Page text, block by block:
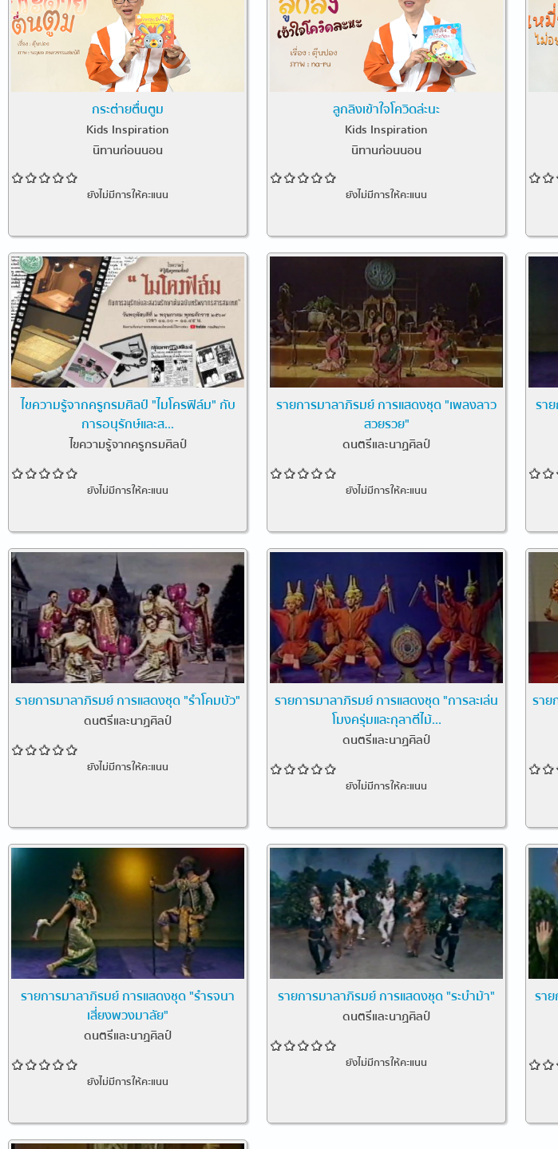
กระต่ายตื่นตูม
Kids Inspiration
นิทานก่อนนอน
ยังไม่มีการให้คะแนน
ลูกลิงเข้าใจโควิดล่ะนะ
Kids Inspiration
นิทานก่อนนอน
ยังไม่มีการให้คะแนน
ไขความรู้จากครูกรมศิลป์ "ไมโครฟิล์ม" กับ
การอนุรักษ์และส...
ไขความรู้จากครูกรมศิลป์
ยังไม่มีการให้คะแนน
รายการมาลาภิรมย์ การแสดงชุด "เพลงลาว
สวยรวย"
ดนตรีและนาฏศิลป์
ยังไม่มีการให้คะแนน
รา
รายการมาลาภิรมย์ การแสดงชุด "รำโคมบัว"
ดนตรีและนาฏศิลป์
ยังไม่มีการให้คะแนน
รายการมาลาภิรมย์ การแสดงชุด "การละเล่น
โมงครุ่มและกุลาตีไม้...
ดนตรีและนาฏศิลป์
ยังไม่มีการให้คะแนน
ราย
รายการมาลาภิรมย์ การแสดงชุด "รำรจนา
เสี่ยงพวงมาลัย"
ดนตรีและนาฏศิลป์
ยังไม่มีการให้คะแนน
รายการมาลาภิรมย์ การแสดงชุด "ระบำม้า"
ดนตรีและนาฏศิลป์
ยังไม่มีการให้คะแนน
รา